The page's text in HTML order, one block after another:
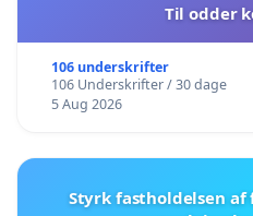
Til odder
106 underskrifter
106 Underskrifter / 30 dage
5 Aug 2026
Styrk fastholdelsen